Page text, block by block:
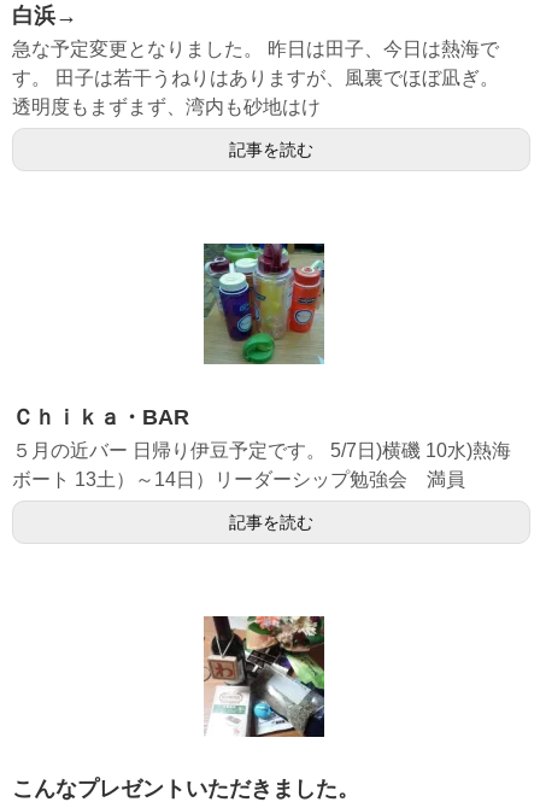
白浜→
急な予定変更となりました。 昨日は田子、今日は熱海で
す。 田子は若干うねりはありますが、風裏でほぼ凪ぎ。
透明度もまずまず、湾内も砂地はけ
記事を読む
Ｃｈｉｋａ・BAR
５月の近バー 日帰り伊豆予定です。 5/7日)横磯 10水)熱海
ボート 13土）～14日）リーダーシップ勉強会 満員
記事を読む
こんなプレゼントいただきました。